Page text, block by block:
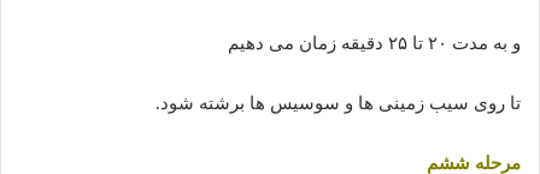
و به مدت ۲۰ تا ۲۵ دقیقه زمان می دهیم
تا روی سیب زمینی ها و سوسیس ها برشته شود.
مرحله ششم